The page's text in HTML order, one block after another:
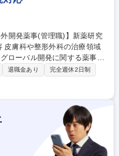
ローバル開発に関する薬事業
をお任せいたします。 【詳
窓口■臨床試験開始申請(IND/
維持/管理・Amendment・年
資料準備/作成/確認・照会対応
/確認等)■販売承認申請(NDA/
の薬事戦略の立案、社内外調
退職金あり
完全週休2日制